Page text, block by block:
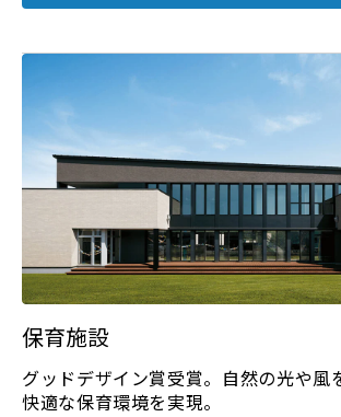
保育施設
グッドデザイン賞受賞。自然の光や風
快適な保育環境を実現。